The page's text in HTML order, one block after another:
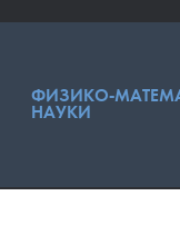
ФИЗИКО-
НАУКИ